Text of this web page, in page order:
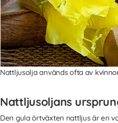
Nattljusolja används ofta av
Nattljusoljans
Den gula örtväxten nattljus är en